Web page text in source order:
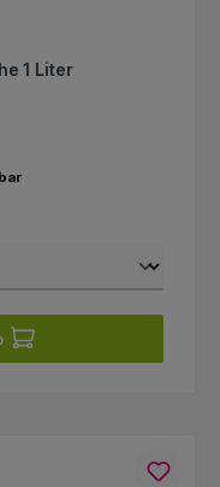
1 Liter